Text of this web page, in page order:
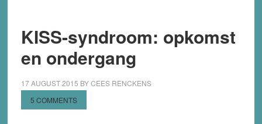
KISS-syndroom: opkomst
en ondergang
17 AUGUST 2015 BYCEES RENCKENS
5 COMMENTS